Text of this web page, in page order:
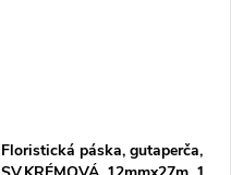
Floristická páska, gutaperča,